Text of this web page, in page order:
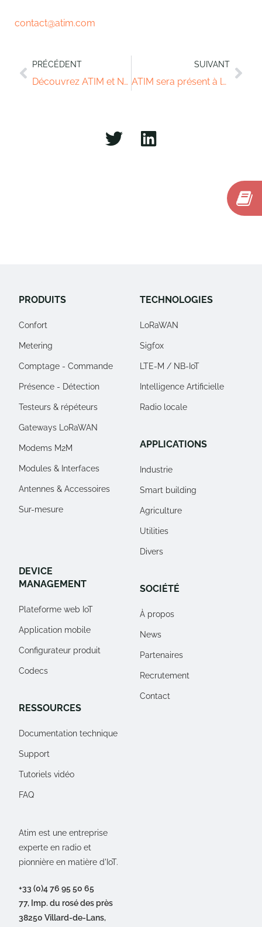
contact@atim.com
PRÉCÉDENT
Découvrez ATIM et Notre Adhésion à Minalogic
SUIVANT
ATIM sera présent à la LoRa Alliance Live
Atim est une entreprise
experte en radio et
pionnière en matière d'IoT.
+33 (0)4 76 95 50 65
77, Imp. du rosé des près
38250 Villard-de-Lans,
PRODUITS
Confort
Metering
Comptage - Commande
Présence - Détection
Testeurs & répéteurs
Gateways LoRaWAN
Modems M2M
Modules & Interfaces
Antennes & Accessoires
Sur-mesure
DEVICE
MANAGEMENT
Plateforme web IoT
Application mobile
Configurateur produit
Codecs
RESSOURCES
Documentation technique
Support
Tutoriels vidéo
FAQ
TECHNOLOGIES
LoRaWAN
Sigfox
LTE-M / NB-IoT
Intelligence Artificielle
Radio locale
APPLICATIONS
Industrie
Smart building
Agriculture
Utilities
Divers
SOCIÉTÉ
À propos
News
Partenaires
Recrutement
Contact